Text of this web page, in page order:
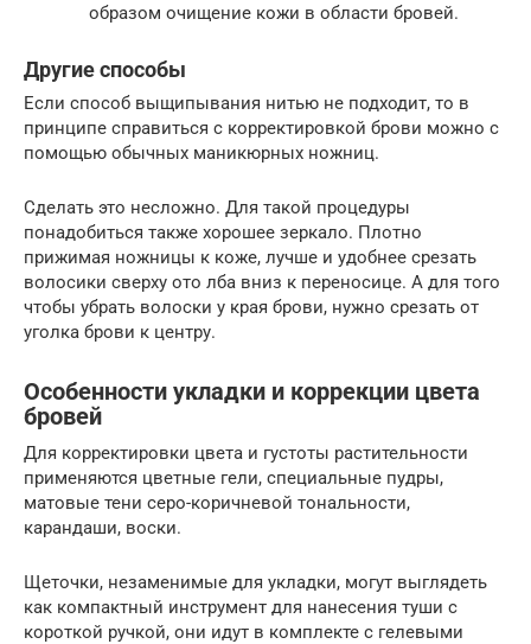
образом очищение кожи в области бровей.
Другие способы
Если способ выщипывания нитью не подходит, то в
принципе справиться с корректировкой брови можно с
помощью обычных маникюрных ножниц.
Сделать это несложно. Для такой процедуры
понадобиться также хорошее зеркало. Плотно
прижимая ножницы к коже, лучше и удобнее срезать
волосики сверху ото лба вниз к переносице. А для того
чтобы убрать волоски у края брови, нужно срезать от
уголка брови к центру.
Особенности укладки и коррекции цвета
бровей
Для корректировки цвета и густоты растительности
применяются цветные гели, специальные пудры,
матовые тени серо-коричневой тональности,
карандаши, воски.
Щеточки, незаменимые для укладки, могут выглядеть
как компактный инструмент для нанесения туши с
короткой ручкой, они идут в комплекте с гелевыми